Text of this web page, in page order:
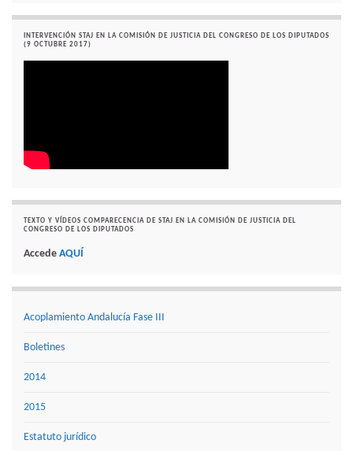
INTERVENCIÓN STAJ EN LA COMISIÓN DE JUSTICIA DEL CONGRESO DE LOS DIPUTADOS
(9 OCTUBRE 2017)
TEXTO Y VÍDEOS COMPARECENCIA DE STAJ EN LA COMISIÓN DE JUSTICIA DEL
CONGRESO DE LOS DIPUTADOS
Accede AQUÍ
Acoplamiento Andalucía Fase III
Boletines
2014
2015
Estatuto jurídico